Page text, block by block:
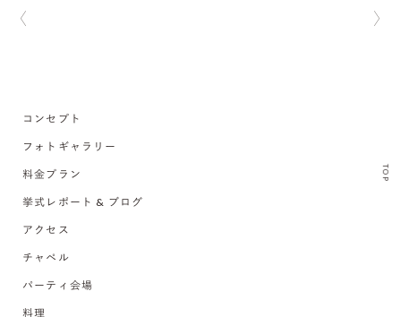
TOP
コンセプト
フォトギャラリー
料金プラン
挙式レポート & ブログ
アクセス
チャペル
パーティ会場
料理